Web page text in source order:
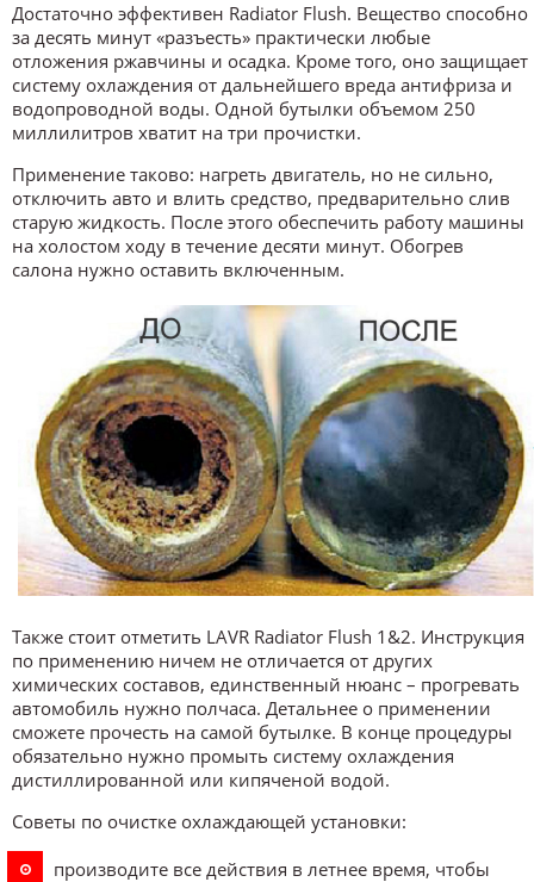
Достаточно эффективен Radiator Flush. Вещество способно
за десять минут «разъесть» практически любые
отложения ржавчины и осадка. Кроме того, оно защищает
систему охлаждения от дальнейшего вреда антифриза и
водопроводной воды. Одной бутылки объемом 250
миллилитров хватит на три прочистки.
Применение таково: нагреть двигатель, но не сильно,
отключить авто и влить средство, предварительно слив
старую жидкость. После этого обеспечить работу машины
на холостом ходу в течение десяти минут. Обогрев
салона нужно оставить включенным.
Также стоит отметить LAVR Radiator Flush 1&2. Инструкция
по применению ничем не отличается от других
химических составов, единственный нюанс – прогревать
автомобиль нужно полчаса. Детальнее о применении
сможете прочесть на самой бутылке. В конце процедуры
обязательно нужно промыть систему охлаждения
дистиллированной или кипяченой водой.
Советы по очистке охлаждающей установки:
производите все действия в летнее время, чтобы